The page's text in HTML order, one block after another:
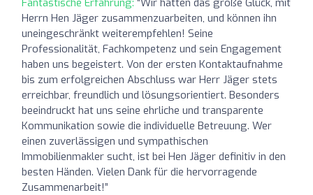
Herrn Hen Jäger zusammenzuarbeiten, und können ihn
uneingeschränkt weiterempfehlen! Seine
Professionalität, Fachkompetenz und sein Engagement
haben uns begeistert. Von der ersten Kontaktaufnahme
bis zum erfolgreichen Abschluss war Herr Jäger stets
erreichbar, freundlich und lösungsorientiert. Besonders
beeindruckt hat uns seine ehrliche und transparente
Kommunikation sowie die individuelle Betreuung. Wer
einen zuverlässigen und sympathischen
Immobilienmakler sucht, ist bei Hen Jäger definitiv in den
besten Händen. Vielen Dank für die hervorragende
Zusammenarbeit!”